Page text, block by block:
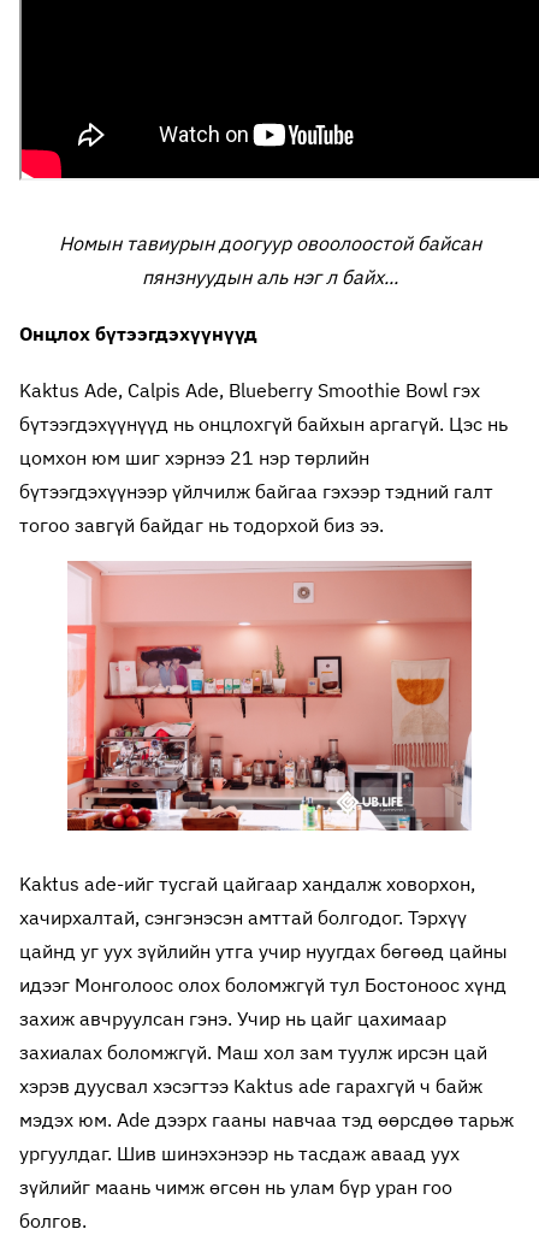
Номын тавиурын доогуур овоолоостой байсан
пянзнуудын аль нэг л байх...
Онцлох бүтээгдэхүүнүүд
Kaktus Ade, Calpis Ade, Blueberry Smoothie Bowl гэх
бүтээгдэхүүнүүд нь онцлохгүй байхын аргагүй. Цэс нь
цомхон юм шиг хэрнээ 21 нэр төрлийн
бүтээгдэхүүнээр үйлчилж байгаа гэхээр тэдний галт
тогоо завгүй байдаг нь тодорхой биз ээ.
Kaktus ade-ийг тусгай цайгаар хандалж ховорхон,
хачирхалтай, сэнгэнэсэн амттай болгодог. Тэрхүү
цайнд уг уух зүйлийн утга учир нуугдах бөгөөд цайны
идээг Монголоос олох боломжгүй тул Бостоноос хүнд
захиж авчруулсан гэнэ. Учир нь цайг цахимаар
захиалах боломжгүй. Маш хол зам туулж ирсэн цай
хэрэв дуусвал хэсэгтээ Kaktus ade гарахгүй ч байж
мэдэх юм. Ade дээрх гааны навчаа тэд өөрсдөө тарьж
ургуулдаг. Шив шинэхэнээр нь тасдаж аваад уух
зүйлийг маань чимж өгсөн нь улам бүр уран гоо
болгов.